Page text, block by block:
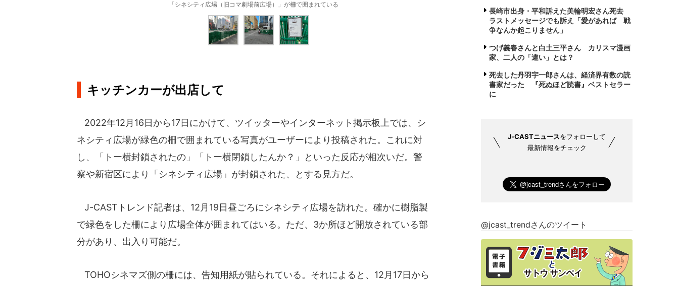
「シネシティ広場（旧コマ劇場前広場）」が柵で囲まれている
キッチンカーが出店して
2022年12月16日から17日にかけて、ツイッターやインターネット掲示板上では、シ
ネシティ広場が緑色の柵で囲まれている写真がユーザーにより投稿された。これに対
し、「トー横封鎖されたの」「トー横閉鎖したんか？」といった反応が相次いだ。警
察や新宿区により「シネシティ広場」が封鎖された、とする見方だ。
J-CASTトレンド記者は、12月19日昼ごろにシネシティ広場を訪れた。確かに樹脂製
で緑色をした柵により広場全体が囲まれてはいる。ただ、3か所ほど開放されている部
分があり、出入り可能だ。
TOHOシネマズ側の柵には、告知用紙が貼られている。それによると、12月17日から
長崎市出身・平和訴えた美輪明宏さん死去
ラストメッセージでも訴え「愛があれば 戦
争なんか起こりません」
つげ義春さんと白土三平さん カリスマ漫画
家、二人の「違い」とは？
死去した丹羽宇一郎さんは、経済界有数の読
書家だった 『死ぬほど読書』ベストセラー
に
J-CASTニュースをフォローして
最新情報をチェック
@jcast_trendさんのツイート